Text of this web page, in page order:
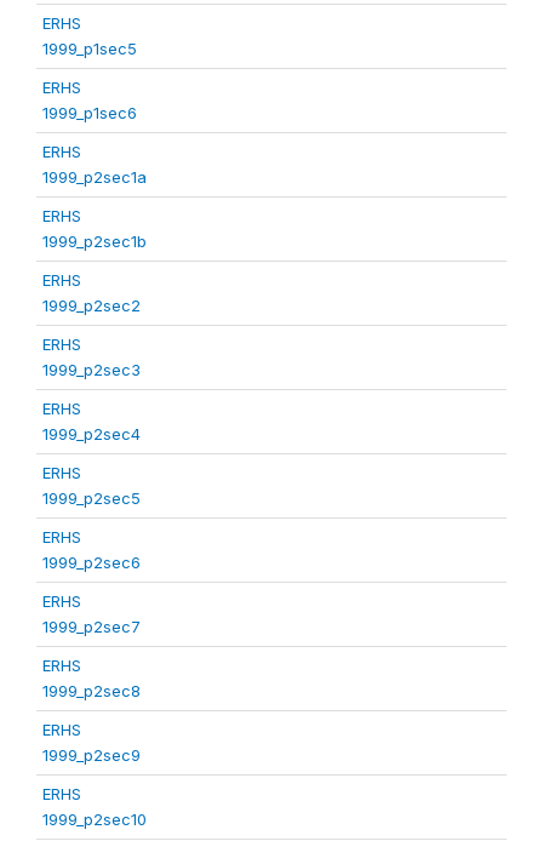
ERHS
1999_p1sec5
ERHS
1999_p1sec6
ERHS
1999_p2sec1a
ERHS
1999_p2sec1b
ERHS
1999_p2sec2
ERHS
1999_p2sec3
ERHS
1999_p2sec4
ERHS
1999_p2sec5
ERHS
1999_p2sec6
ERHS
1999_p2sec7
ERHS
1999_p2sec8
ERHS
1999_p2sec9
ERHS
1999_p2sec10